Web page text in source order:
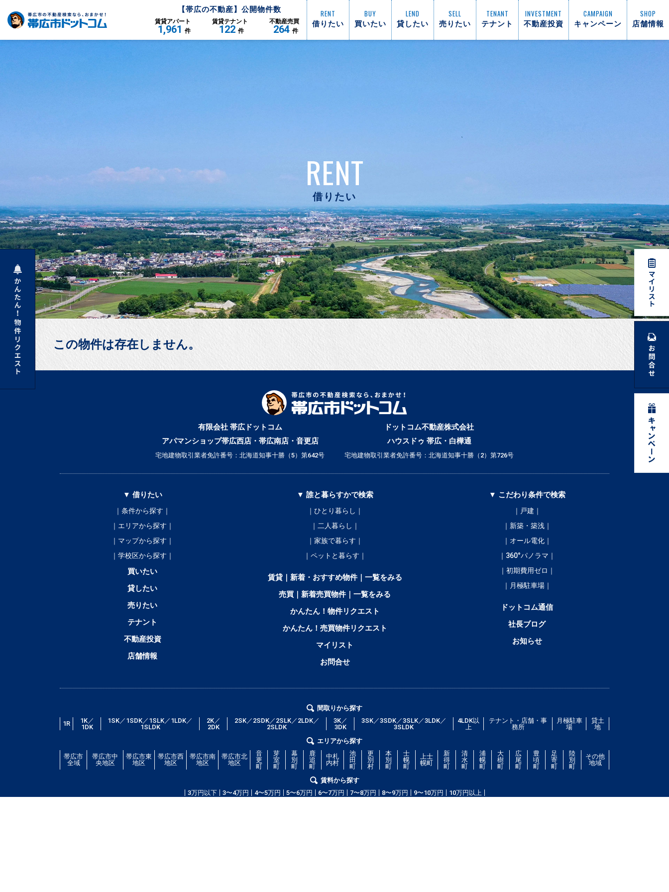
【帯広の不動産】公開物件数
賃貸アパート
1,961 件
賃貸テナント
122 件
不動産売買
264 件
RENT
借りたい
BUY
買いたい
LEND
貸したい
SELL
売りたい
TENANT
テナント
INVESTMENT
不動産投資
CAMPAIGN
キャンペーン
SHOP
店舗情報
RENT
借りたい
この物件は存在しません。
有限会社 帯広ドットコム
アパマンショップ帯広西店・帯広南店・音更店
宅地建物取引業者免許番号：北海道知事十勝（5）第642号
ドットコム不動産株式会社
ハウスドゥ 帯広・白樺通
宅地建物取引業者免許番号：北海道知事十勝（2）第726号
▼ 借りたい
｜条件から探す｜
｜エリアから探す｜
｜マップから探す｜
｜学校区から探す｜
買いたい
貸したい
売りたい
テナント
不動産投資
店舗情報
▼ 誰と暮らすかで検索
｜ひとり暮らし｜
｜二人暮らし｜
｜家族で暮らす｜
｜ペットと暮らす｜
賃貸｜新着・おすすめ物件｜一覧をみる
売買｜新着売買物件｜一覧をみる
かんたん！物件リクエスト
かんたん！売買物件リクエスト
マイリスト
お問合せ
▼ こだわり条件で検索
｜戸建｜
｜新築・築浅｜
｜オール電化｜
｜360°パノラマ｜
｜初期費用ゼロ｜
｜月極駐車場｜
ドットコム通信
社長ブログ
お知らせ
間取りから探す
1R
1K／
1DK
1SK／1SDK／1SLK／1LDK／
1SLDK
2K／
2DK
2SK／2SDK／2SLK／2LDK／
2SLDK
3K／
3DK
3SK／3SDK／3SLK／3LDK／
3SLDK
4LDK以
上
テナント・店舗・事
務所
月極駐車
場
貸土
地
エリアから探す
帯広市
全域
帯広市中
央地区
帯広市東
地区
帯広市西
地区
帯広市南
地区
帯広市北
地区
音
更
町
芽
室
町
幕
別
町
鹿
追
町
中札
内村
池
田
町
更
別
村
本
別
町
士
幌
町
上士
幌町
新
得
町
清
水
町
浦
幌
町
大
樹
町
広
尾
町
豊
頃
町
足
寄
町
陸
別
町
その他
地域
賃料から探す
3万円以下
3〜4万円 4〜5万円 5〜6万円 6〜7万円 7〜8万円 8〜9万円 9〜10万円 10万円以上